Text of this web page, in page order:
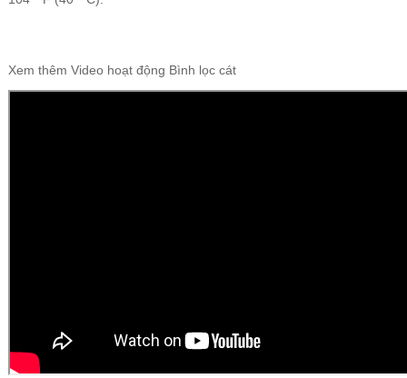
Xem thêm Video hoạt động Bình lọc cát